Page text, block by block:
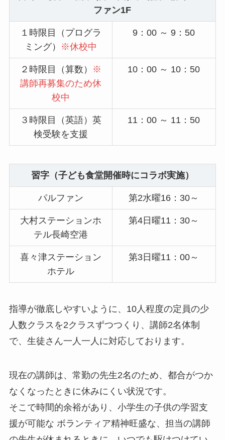
ファン1F
１時限目（プログラ
ミング）
※休校中
9：00 ～ 9：50
２時限目（算数）
※
講師再募集のため休
校中
10：00 ～ 10：50
３時限目（英語）英
検受験を支援
11：00 ～ 11：50
習字（子ども食堂開催時にコラボ実施）
パルファン 第2水曜16：30～
大村ステーションホ
テル長崎空港
第4日曜11：30～
喜々津ステーション
ホテル
第3日曜11：00～
指導が徹底しやすいように、10人程度の定員の少
人数クラスを2クラスずつつくり、講師2名体制
で、生徒さん一人一人に対応しております。
現在の講師は、常勤の先生2名のため、都合がつか
なくなったときに休みにくい状況です。
そこで時間的余裕があり、小学生の子供の学習支
援が可能な ボランティア精神旺盛な、担当の講師